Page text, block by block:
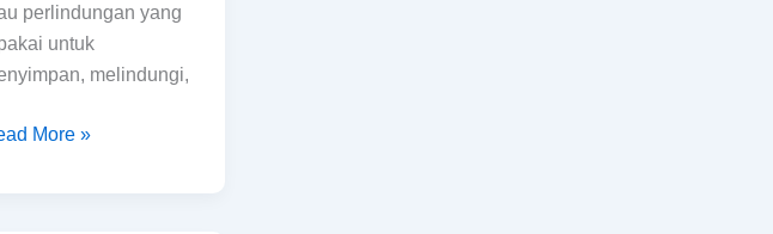
perlindungan yang
untuk
melindungi,
More »